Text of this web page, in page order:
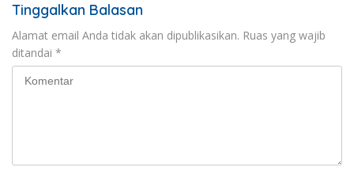
Tinggalkan Balasan
Alamat email Anda tidak akan dipublikasikan. Ruas yang wajib
ditandai *